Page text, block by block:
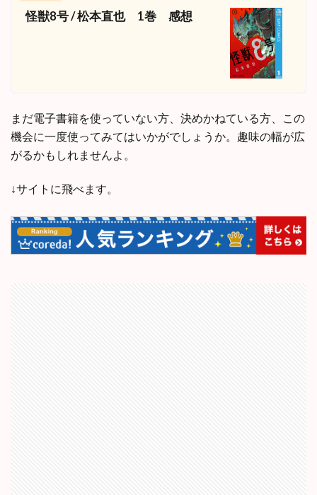
怪獣8号 / 松本直也 1巻 感想
まだ電子書籍を使っていない方、決めかねている方、この
機会に一度使ってみてはいかがでしょうか。趣味の幅が広
がるかもしれませんよ。
↓サイトに飛べます。